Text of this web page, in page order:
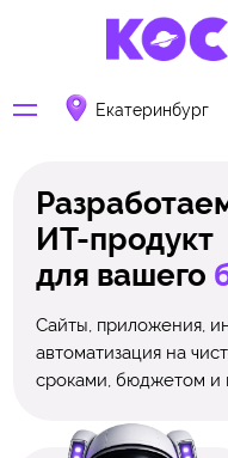
Екатеринбург
ИТ-продукт
для вашего
Сайты, приложения,
автоматизация на
сроками, бюджетом и